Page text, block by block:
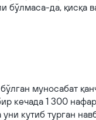
бўлмаса-да, қисқа
муносабат
кечада 1 300 нафар
кутиб турган